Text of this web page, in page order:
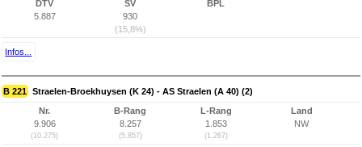
DTV
5.887
SV
930
(15,8%)
BPL
Infos...
B 221 Straelen-Broekhuysen (K 24) - AS Straelen (A 40) (2)
Nr.
9.906
(10.275)
B-Rang
8.257
(5.857)
L-Rang
1.853
(1.267)
Land
NW